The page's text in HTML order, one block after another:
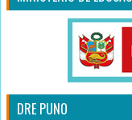
DRE PUNO